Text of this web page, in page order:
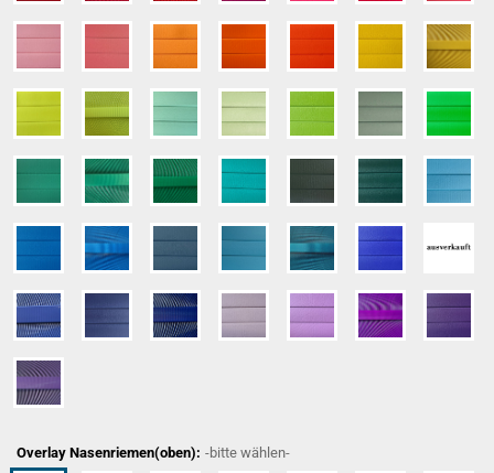
Overlay Nasenriemen(oben): -bitte wählen-